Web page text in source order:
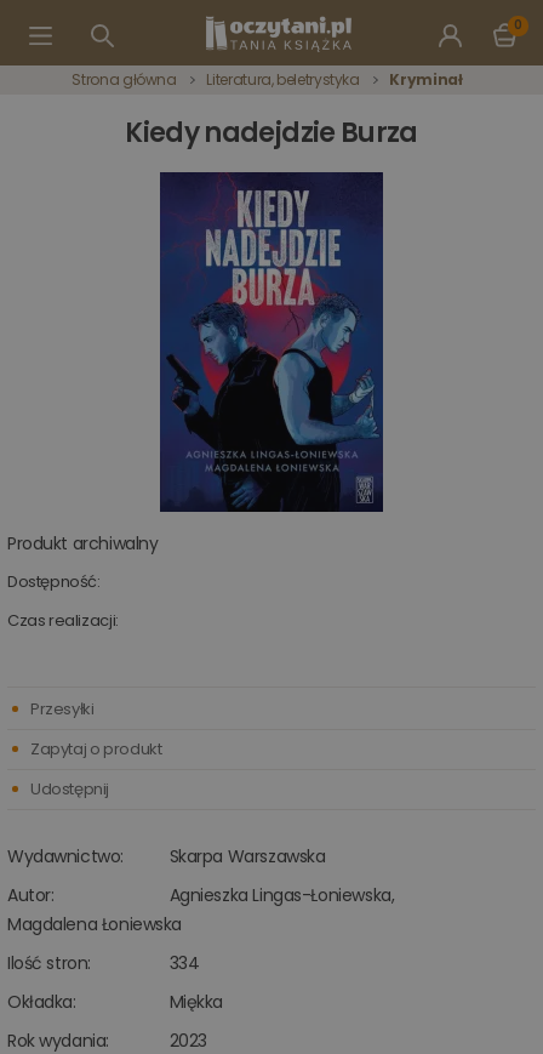
0
Strona główna Literatura, beletrystyka Kryminał
Kiedy nadejdzie Burza
Produkt archiwalny
Dostępność:
Czas realizacji:
Wydawnictwo:
Skarpa Warszawska
Autor:
Agnieszka Lingas-Łoniewska,
Magdalena Łoniewska
Ilość stron:
334
Okładka:
Miękka
Rok wydania:
2023
Przesyłki
Zapytaj o produkt
Udostępnij